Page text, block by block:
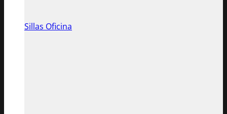
Sillas Oficina